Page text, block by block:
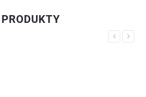
Previous
Next